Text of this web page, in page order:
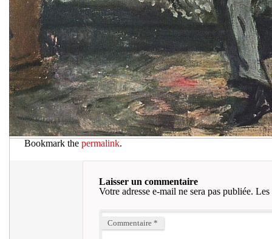
Bookmark the permalink.
Laisser un commentaire
Votre adresse e-mail ne sera pas publiée. Les
Commentaire *